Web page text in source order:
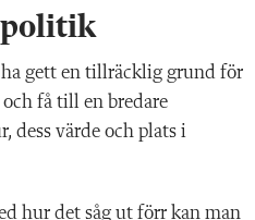
gett en tillräcklig grund för
få till en bredare
dess värde och plats i
hur det såg ut förr kan man